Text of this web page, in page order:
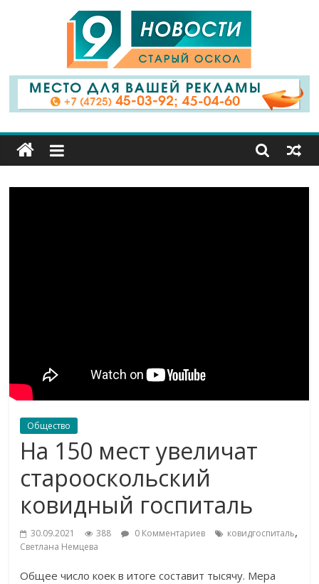
9
Канал
Старый
Общество
На 150 мест увеличат
старооскольский
ковидный госпиталь
30.09.2021 388 0 Комментариев ковидгоспиталь,
Светлана Немцева
Общее число коек в итоге составит тысячу. Мера